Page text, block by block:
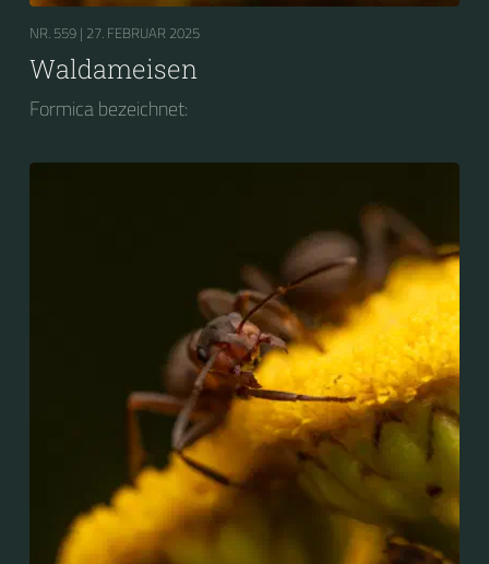
NR. 559 | 27. FEBRUAR 2025
Waldameisen
Formica bezeichnet: